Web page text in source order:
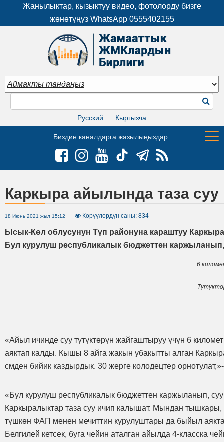
Жанылыктар, кызыктуу видео, фотолорду бизге
жөнөтүңүз WhatsApp 0555402155
Русский Кыргызча
Биздин каналдарга жазылыңыздар
Каркыра айылында таза
18 Июнь 2021 жыл 15:12 Көрүүлөрдүн саны: 834
Ысык-Көл облусунун Түп районуна караштуу
Бул курулуш республикалык бюджеттен
6
«Айыл ичинде суу түтүктөрүн жайгаштыруу үчүн 6
аяктап калды. Кышы 8 айга жакын убакытты алган
смден бийик каздырдык. 30 жерге колодецтер
«Бул курулуш республикалык бюджеттен каржыланып,
Каркыралыктар таза суу ичип калышат. Мындан
түшкөн ФАП менен мечиттин курулуштары да быйыл
Белгилей кетсек, буга чейин аталган айылда 4-класска